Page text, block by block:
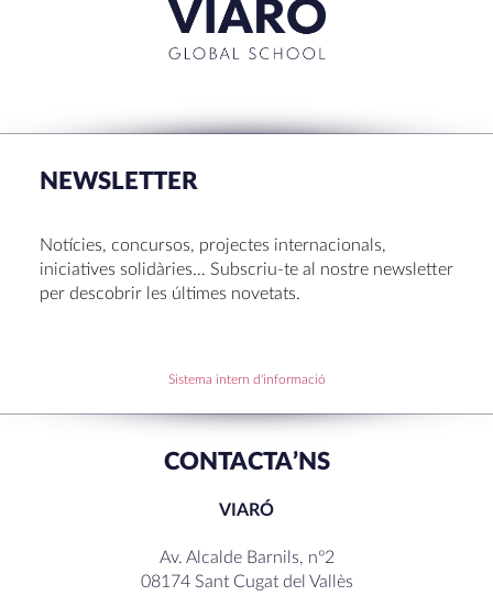
La Mostra d’Arts 2026
Congrés UNIV 2026
Oficis de Setmana Santa 2025
Premi al Pessebre d’Infantil 2024
RECENT COMMENTS
NEWSLETTER
Notícies, concursos, projectes internacionals,
iniciatives solidàries… Subscriu-te al nostre newsletter
per descobrir les últimes novetats.
Sistema intern d'informació
CONTACTA’NS
VIARÓ
Av. Alcalde Barnils, nº2
08174 Sant Cugat del Vallès